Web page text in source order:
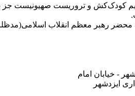
کودک‌کش و تروریست صهیونیست جز
محضر رهبر معظم انقلاب
- خیابان امام